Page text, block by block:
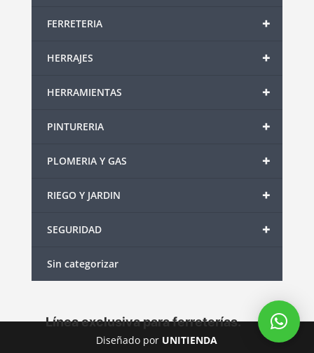
+
FERRETERIA
+
HERRAJES
+
HERRAMIENTAS
+
PINTURERIA
+
PLOMERIA Y GAS
+
RIEGO Y JARDIN
+
SEGURIDAD
Sin categorizar
Diseñado por UNITIENDA
Línea exclusiva para ferreterías.